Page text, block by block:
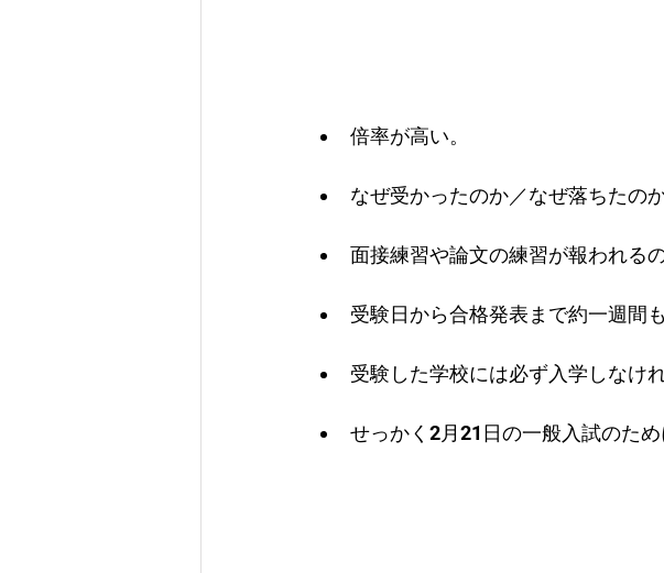
倍率が高い。
なぜ受かったのか／なぜ落ちたの
面接練習や論文の練習が報われる
受験日から合格発表まで約一週間
受験した学校には必ず入学しなけ
せっかく2月21日の一般入試のた